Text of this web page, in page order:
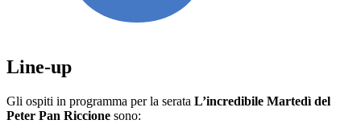
Line-up
Gli ospiti in programma per la serata L’incredibile Martedì del
Peter Pan Riccione sono: